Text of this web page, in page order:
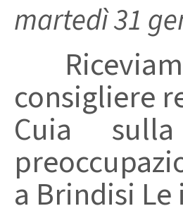
martedì 31
consigliere
Cuia
a Brindisi